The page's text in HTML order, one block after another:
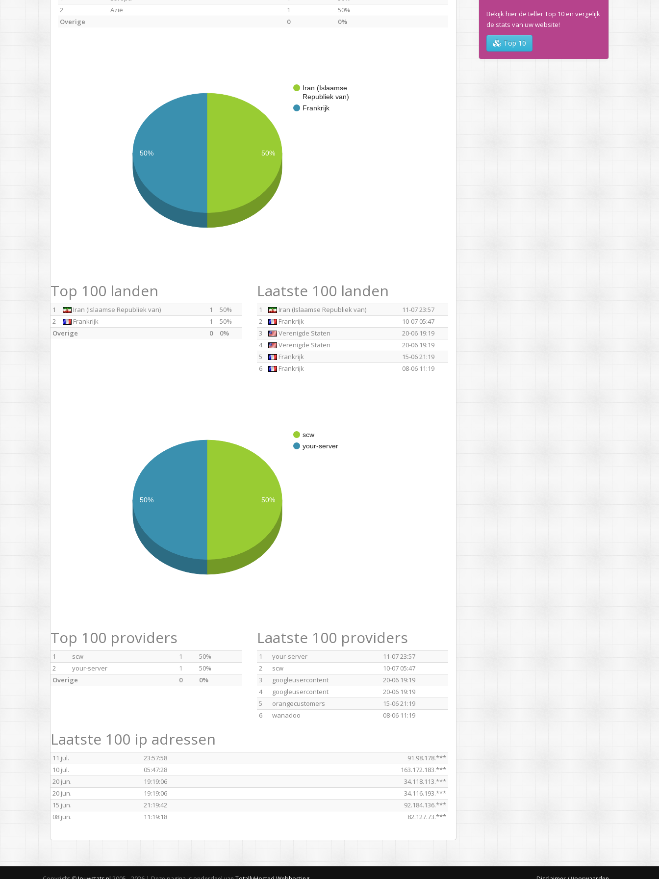
2
Azië 1
50%
Overige
0 0%
Iran (Islaamse
Republiek van)
Frankrijk
50% 50%
Top 100 landen
1 Iran (Islaamse Republiek van) 1
50%
2
Frankrijk 1
50%
Overige
0 0%
Laatste 100 landen
1 Iran (Islaamse Republiek van)
11-07 23:57
2
Frankrijk
10-07 05:47
3
Verenigde Staten
20-06 19:19
4
Verenigde Staten
20-06 19:19
5
Frankrijk
15-06 21:19
6
Frankrijk 08-06 11:19
scw
your-server
50% 50%
Top 100 providers
1 scw 1
50%
2
your-server 1
50%
Overige
0 0%
Laatste 100 providers
1 your-server
11-07 23:57
2
scw
10-07 05:47
3
googleusercontent
20-06 19:19
4
googleusercontent
20-06 19:19
5
orangecustomers
15-06 21:19
6
wanadoo 08-06 11:19
Laatste 100 ip adressen
11 jul. 23:57:58
91.98.178.***
10 jul.
05:47:28
163.172.183.***
20 jun.
19:19:06
34.118.113.***
20 jun.
19:19:06
34.116.193.***
15 jun.
21:19:42
92.184.136.***
08 jun.
11:19:18 82.127.73.***
Bekijk hier de teller Top 10 en vergelijk
de stats van uw website!
Top 10